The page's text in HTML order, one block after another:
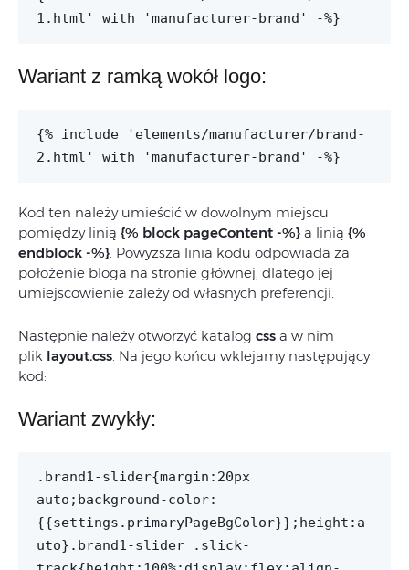
1.html' with 'manufacturer-brand' -%}
Wariant z ramką wokół logo:
{% include 'elements/manufacturer/brand-
2.html' with 'manufacturer-brand' -%}
Kod ten należy umieścić w dowolnym miejscu
pomiędzy linią {% block pageContent -%} a linią {%
endblock -%}. Powyższa linia kodu odpowiada za
położenie bloga na stronie głównej, dlatego jej
umiejscowienie zależy od własnych preferencji.
Następnie należy otworzyć katalog css a w nim
plik layout.css. Na jego końcu wklejamy następujący
kod:
Wariant zwykły:
.brand1-slider{margin:20px
auto;background-color:
{{settings.primaryPageBgColor}};height:a
uto}.brand1-slider .slick-